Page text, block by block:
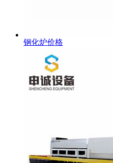
钢化炉价格